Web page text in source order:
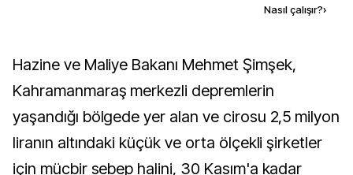
Nasıl çalışır?›
Hazine ve Maliye Bakanı Mehmet Şimşek,
Kahramanmaraş merkezli depremlerin
yaşandığı bölgede yer alan ve cirosu 2,5 milyon
liranın altındaki küçük ve orta ölçekli şirketler
için mücbir sebep halini, 30 Kasım'a kadar